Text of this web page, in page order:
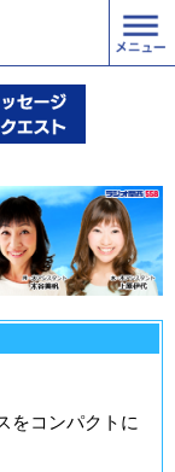
をコンパクトに